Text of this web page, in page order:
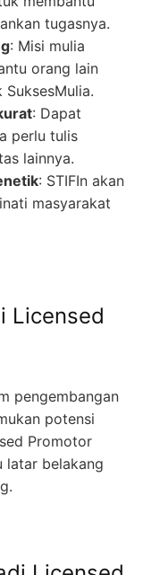
tugasnya.
: Misi mulia
orang lain
: Dapat
perlu tulis
lainnya.
: STIFIn akan
masyarakat
Licensed
pengembangan
potensi
Promotor
latar belakang